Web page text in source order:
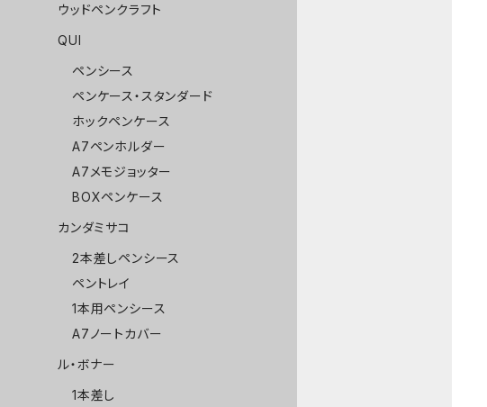
ウッドペンクラフト
QUI
ペンシース
ペンケース・スタンダード
ホックペンケース
A7ペンホルダー
A7メモジョッター
BOXペンケース
カンダミサコ
2本差しペンシース
ペントレイ
1本用ペンシース
A7ノートカバー
ル・ボナー
1本差し